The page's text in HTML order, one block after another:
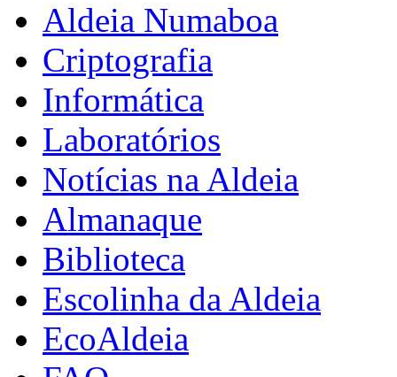
Aldeia Numaboa
Criptografia
Informática
Laboratórios
Notícias na Aldeia
Almanaque
Biblioteca
Escolinha da Aldeia
EcoAldeia